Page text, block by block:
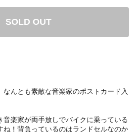
SOLD OUT
んとも素敵な音楽家のポストカード入
音楽家が両手放しでバイクに乗っている
ね！背負っているのはランドセルなのか